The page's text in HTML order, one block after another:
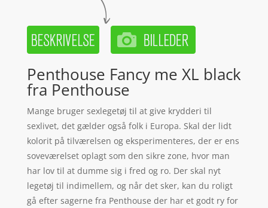
Penthouse Fancy me XL black
fra Penthouse
Mange bruger sexlegetøj til at give krydderi til
sexlivet, det gælder også folk i Europa. Skal der lidt
kolorit på tilværelsen og eksperimenteres, der er ens
soveværelset oplagt som den sikre zone, hvor man
har lov til at dumme sig i fred og ro. Der skal nyt
legetøj til indimellem, og når det sker, kan du roligt
gå efter sagerne fra Penthouse der har et godt ry for